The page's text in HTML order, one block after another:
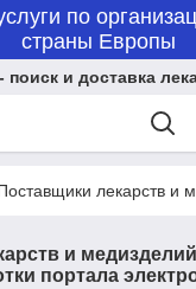
по
страны Европы
поиск и доставка
лекарств и
и
портала